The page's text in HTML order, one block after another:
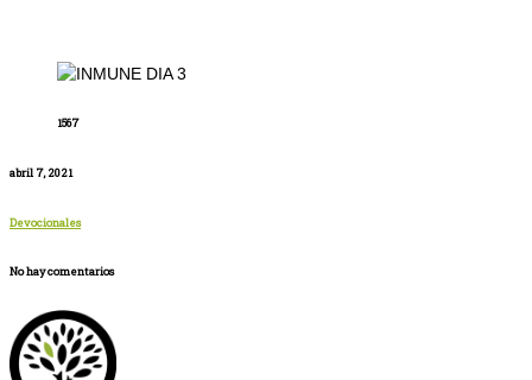
1567
abril 7, 2021
Devocionales
No hay comentarios